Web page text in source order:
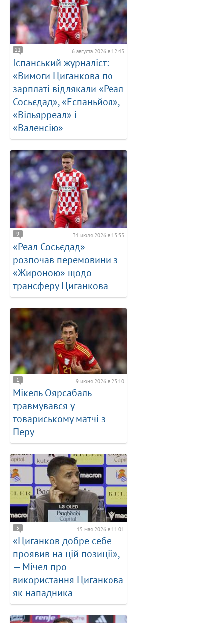
21 6 августа 2026 в 12:45
Іспанський журналіст:
«Вимоги Циганкова по
зарплаті відлякали «Реал
Сосьєдад», «Еспаньйол»,
«Вільярреал» і
«Валенсію»
9 31 июля 2026 в 13:35
«Реал Сосьєдад»
розпочав перемовини з
«Жироною» щодо
трансферу Циганкова
1 9 июня 2026 в 23:10
Мікель Оярсабаль
травмувався у
товариському матчі з
Перу
5 15 мая 2026 в 11:01
«Циганков добре себе
проявив на цій позиції»,
— Мічел про
використання Циганкова
як нападника